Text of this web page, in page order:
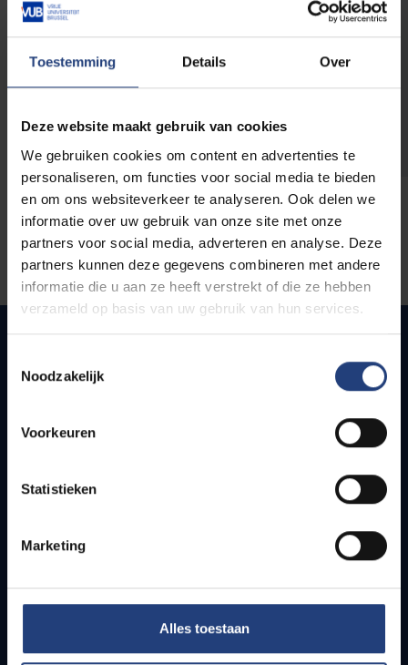
Toestemming Details Over
Deze website maakt gebruik van cookies
We gebruiken cookies om content en advertenties te
personaliseren, om functies voor social media te bieden
en om ons websiteverkeer te analyseren. Ook delen we
informatie over uw gebruik van onze site met onze
partners voor social media, adverteren en analyse. Deze
partners kunnen deze gegevens combineren met andere
informatie die u aan ze heeft verstrekt of die ze hebben
verzameld op basis van uw gebruik van hun services.
Noodzakelijk
Voorkeuren
Statistieken
Marketing
Alles toestaan
De volledige URL van de pagina waar je de fout zag.
Snel naar
Bereikbaarheid
Studenten